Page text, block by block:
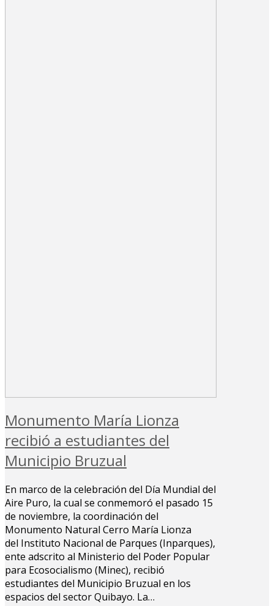
Monumento María Lionza
recibió a estudiantes del
Municipio Bruzual
En marco de la celebración del Día Mundial del
Aire Puro, la cual se conmemoró el pasado 15
de noviembre, la coordinación del
Monumento Natural Cerro María Lionza
del Instituto Nacional de Parques (Inparques),
ente adscrito al Ministerio del Poder Popular
para Ecosocialismo (Minec), recibió
estudiantes del Municipio Bruzual en los
espacios del sector Quibayo. La…